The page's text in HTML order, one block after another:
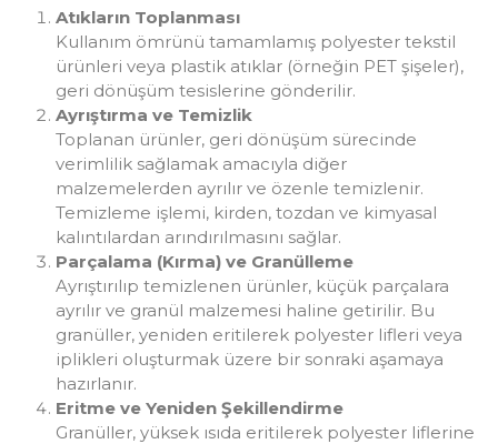
Atıkların Toplanması
Kullanım ömrünü tamamlamış polyester tekstil
ürünleri veya plastik atıklar (örneğin PET şişeler),
geri dönüşüm tesislerine gönderilir.
Ayrıştırma ve Temizlik
Toplanan ürünler, geri dönüşüm sürecinde
verimlilik sağlamak amacıyla diğer
malzemelerden ayrılır ve özenle temizlenir.
Temizleme işlemi, kirden, tozdan ve kimyasal
kalıntılardan arındırılmasını sağlar.
Parçalama (Kırma) ve Granülleme
Ayrıştırılıp temizlenen ürünler, küçük parçalara
ayrılır ve granül malzemesi haline getirilir. Bu
granüller, yeniden eritilerek polyester lifleri veya
iplikleri oluşturmak üzere bir sonraki aşamaya
hazırlanır.
Eritme ve Yeniden Şekillendirme
Granüller, yüksek ısıda eritilerek polyester liflerine